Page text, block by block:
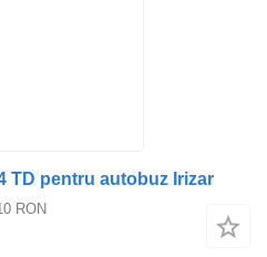
TD pentru autobuz Irizar
RON